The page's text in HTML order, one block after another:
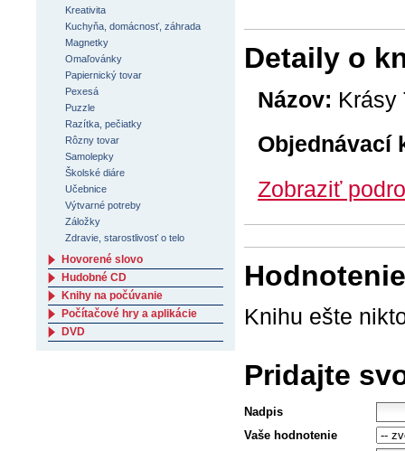
Detaily o
Názov: Krásy
Objednávací
Zobraziť
Knihu ešte
Pridajte
Nadpis
Vaše hodnotenie
Kreativita
Kuchyňa, domácnosť, záhrada
Magnetky
Omaľovánky
Papiernický tovar
Pexesá
Puzzle
Razítka, pečiatky
Rôzny tovar
Samolepky
Školské diáre
Učebnice
Výtvarné potreby
Záložky
Zdravie, starostlivosť o telo
Hovorené slovo
Hudobné CD
Knihy na počúvanie
Počítačové hry a aplikácie
DVD